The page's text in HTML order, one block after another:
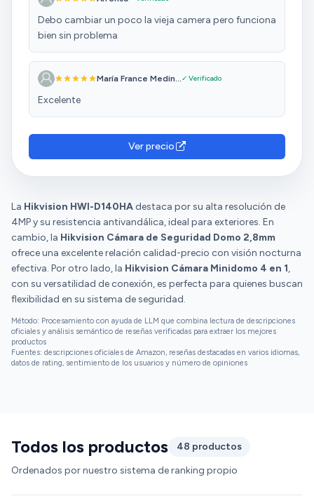
Debo cambiar un poco la vieja camera pero funciona
bien sin problema
María France Medin... ✓ Verificado
Excelente
Ver precio
La Hikvision HWI-D140HA destaca por su alta resolución de
4MP y su resistencia antivandálica, ideal para exteriores. En
cambio, la Hikvision Cámara de Seguridad Domo 2,8mm
ofrece una excelente relación calidad-precio con visión nocturna
efectiva. Por otro lado, la Hikvision Cámara Minidomo 4 en 1,
con su versatilidad de conexión, es perfecta para quienes buscan
flexibilidad en su sistema de seguridad.
Método: Procesamiento con ayuda de LLM que combina lectura de descripciones
oficiales y análisis semántico de reseñas verificadas para extraer los mejores
productos
Fuentes: descripciones oficiales de Amazon, reseñas destacadas en varios idiomas,
datos de rating, sentimiento de los usuarios y número de opiniones
Todos los productos
48 productos
Ordenados por nuestro sistema de ranking propio